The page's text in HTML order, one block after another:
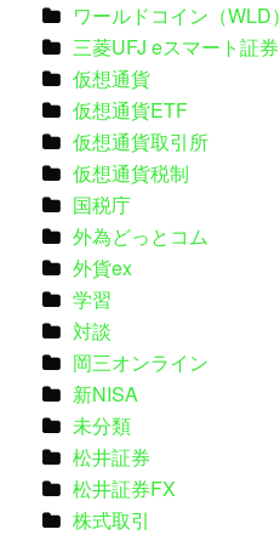
ワールドコイン（WLD）
三菱UFJ eスマート証券
仮想通貨
仮想通貨ETF
仮想通貨取引所
仮想通貨税制
国税庁
外為どっとコム
外貨ex
学習
対談
岡三オンライン
新NISA
未分類
松井証券
松井証券FX
株式取引